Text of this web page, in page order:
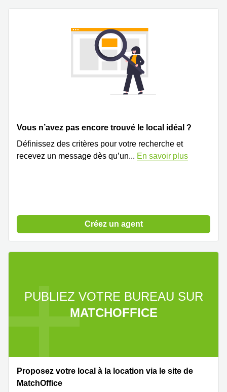
Vous n’avez pas encore trouvé le local idéal ?
Définissez des critères pour votre recherche et
recevez un message dès qu’un... En savoir plus
Créez un agent
PUBLIEZ VOTRE BUREAU SUR
MATCHOFFICE
Proposez votre local à la location via le site de
MatchOffice